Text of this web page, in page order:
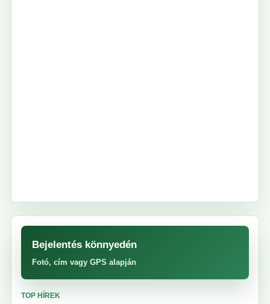
Bejelentés könnyedén
Fotó, cím vagy GPS alapján
TOP HÍREK